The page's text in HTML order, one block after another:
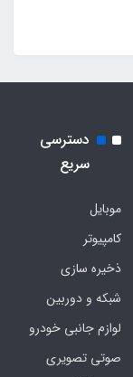
دسترسی
سریع
موبایل
کامپیوتر
ذخیره سازی
شبکه و دوربین
لوازم جانبی خودرو
صوتی تصویری